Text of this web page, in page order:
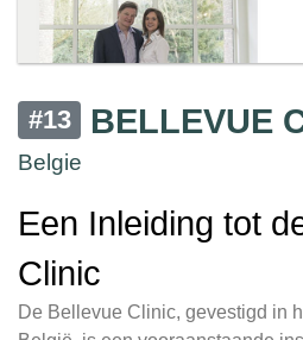
#13 BELLEVUE
Belgie
Een Inleiding tot
Clinic
De Bellevue Clinic, gevestigd in